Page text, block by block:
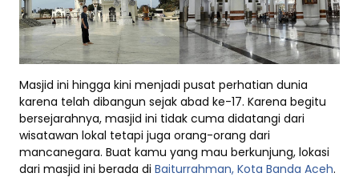
Masjid ini hingga kini menjadi pusat perhatian dunia
karena telah dibangun sejak abad ke-17. Karena begitu
bersejarahnya, masjid ini tidak cuma didatangi dari
wisatawan lokal tetapi juga orang-orang dari
mancanegara. Buat kamu yang mau berkunjung, lokasi
dari masjid ini berada di Baiturrahman, Kota Banda Aceh.